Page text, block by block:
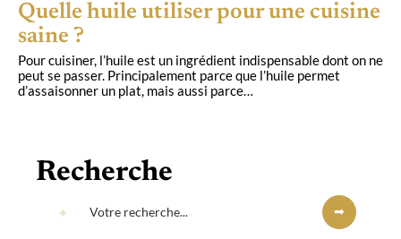
Quelle huile utiliser pour une cuisine
saine ?
Pour cuisiner, l’huile est un ingrédient indispensable dont on ne
peut se passer. Principalement parce que l’huile permet
d’assaisonner un plat, mais aussi parce…
Recherche